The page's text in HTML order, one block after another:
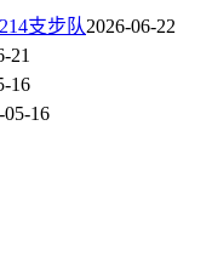
支步队2026-06-22
21
16
05-16